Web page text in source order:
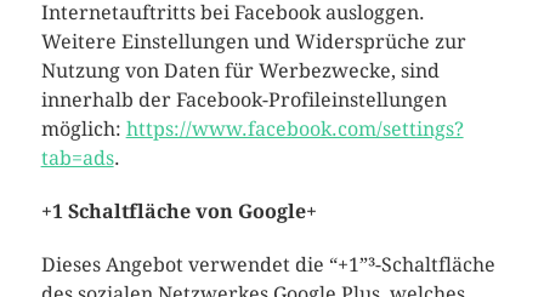
Internetauftritts bei Facebook ausloggen.
Weitere Einstellungen und Widersprüche zur
Nutzung von Daten für Werbezwecke, sind
innerhalb der Facebook-Profileinstellungen
möglich: https://www.facebook.com/settings?
tab=ads.
+1 Schaltfläche von Google+
Dieses Angebot verwendet die “+1”³-Schaltfläche